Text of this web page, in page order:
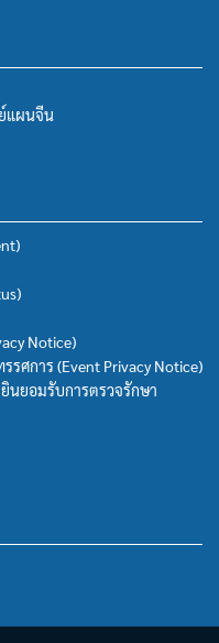
แผนจีน
Notice)
รศการ (Event Privacy Notice)
นยอมรับการตรวจรักษา